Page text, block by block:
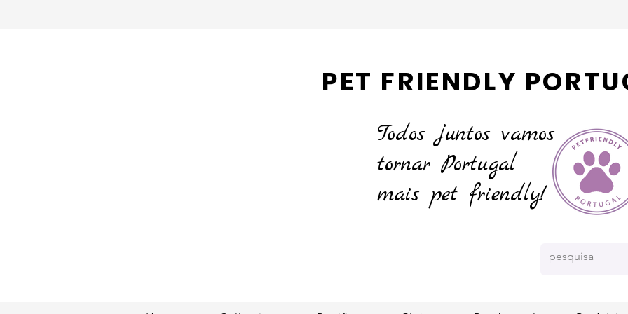
PET FRIENDLY
Todos juntos vamos
tornarPortugal
mais pet friendly!